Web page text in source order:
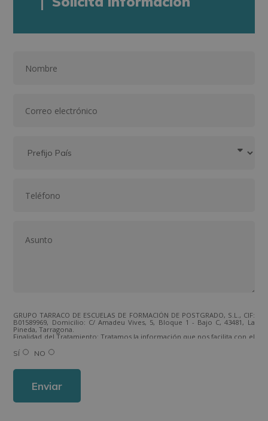
GRUPO TARRACO DE ESCUELAS DE FORMACIÓN DE POSTGRADO, S.L., CIF:
B01589969, Domicilio: C/ Amadeu Vives, 5, Bloque 1 - Bajo C, 43481, La
Pineda, Tarragona.
Finalidad del Tratamiento: Tratamos la información que nos facilita con el
los productos ofrecidos y otros tipo de productos que fueran de su
interés.
Derechos: Puede ejercitar sus derechos identificándose suficientemente,
Para más información consulte nuestra Política de Privacidad.
SÍ NO